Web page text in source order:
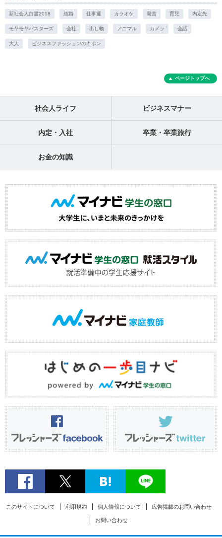
新社会人白書2018 結婚 仕事運 カラオケ 発言 育児 内定先
モヤモヤバスターズ 会社 出し物 アニマル カメラ 会話
大人 ビジネスファッションのキホン
ページトップへ
社会人ライフ ビジネスマナー
内定・入社 卒業・卒業旅行
お金の知識
このサイトについて 利用規約 個人情報について 広告掲載のお問い合わせ
お問い合わせ